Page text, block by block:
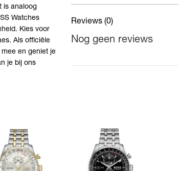
is analoog
Watches
Kies voor
Als officiële
en geniet je
je bij ons
fabricagefouten aan het
Materiaal band
Materiaal kast
Binnenwerk
Waterdichtheid
Reviews (0)
Nog geen reviews